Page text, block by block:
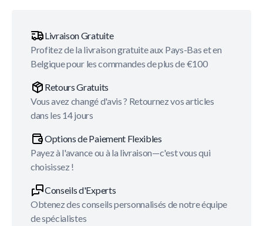
Livraison Gratuite
Profitez de la livraison gratuite aux Pays-Bas et en
Belgique pour les commandes de plus de €100
Retours Gratuits
Vous avez changé d'avis ? Retournez vos articles
dans les 14 jours
Options de Paiement Flexibles
Payez à l'avance ou à la livraison—c'est vous qui
choisissez !
Conseils d'Experts
Obtenez des conseils personnalisés de notre équipe
de spécialistes